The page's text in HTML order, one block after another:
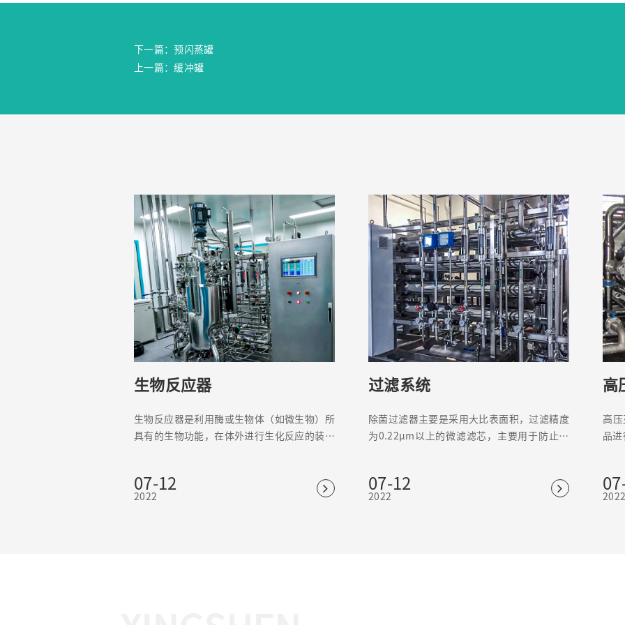
下一篇：预闪蒸罐
上一篇：缓冲罐
生物反应器
生物反应器是利用酶或生物体（如微生物）所
具有的生物功能，在体外进行生化反应的装置
07-12
2022
过滤系统
除菌过滤器主要是采用大比表面积，过滤精度
为0.22μm以上的微滤滤芯，主要用于防止空
07-12
2022
高
高
品